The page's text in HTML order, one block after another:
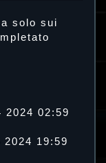
solo sui
2024 02:59
2024 19:59